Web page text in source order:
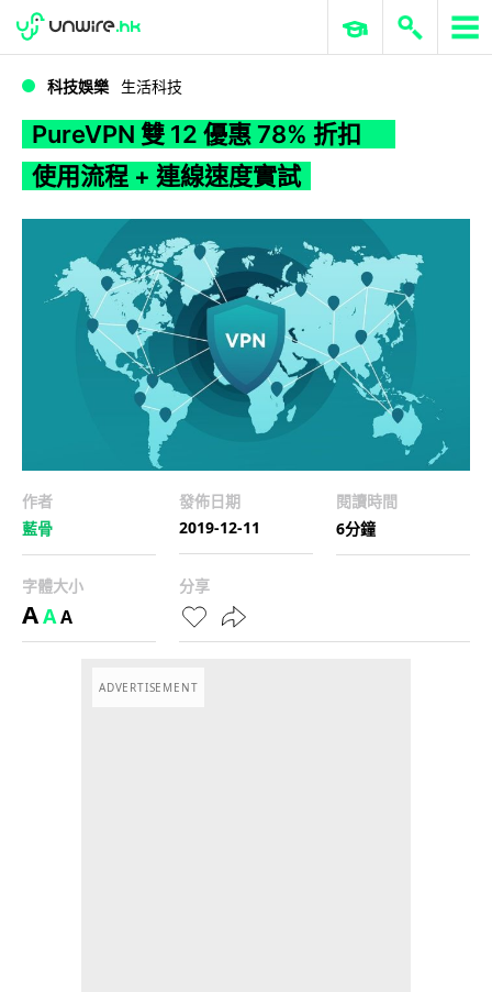
WWDC 2026 ERP 與商業 AI
科技娛樂 生活科技
PureVPN 雙 12 優惠 78% 折扣
使用流程 + 連線速度實試
作者
藍骨
發佈日期
2019-12-11
閱讀時間
6分鐘
字體大小
AAA
分享
ADVERTISEMENT